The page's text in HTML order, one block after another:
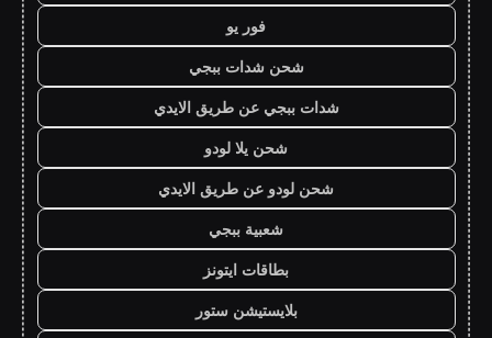
فور يو
شحن شدات ببجي
شدات ببجي عن طريق الايدي
شحن يلا لودو
شحن لودو عن طريق الايدي
شعبية ببجي
بطاقات ايتونز
بلايستيشن ستور